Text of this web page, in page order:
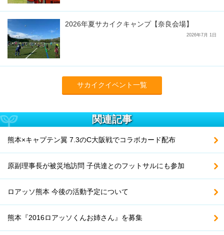
2026年夏サカイクキャンプ【奈良会場】
2026年7月 1日
サカイクイベント一覧
関連記事
熊本×キャプテン翼 7.3のC大阪戦でコラボカード配布
原副理事長が被災地訪問 子供達とのフットサルにも参加
ロアッソ熊本 今後の活動予定について
熊本『2016ロアッソくんお姉さん』を募集